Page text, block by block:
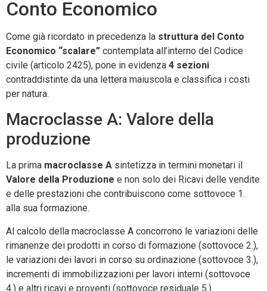
Conto Economico
Come già ricordato in precedenza la struttura del Conto
Economico “scalare” contemplata all’interno del Codice
civile (articolo 2425), pone in evidenza 4 sezioni
contraddistinte da una lettera maiuscola e classifica i costi
per natura.
Macroclasse A: Valore della
produzione
La prima macroclasse A sintetizza in termini monetari il
Valore della Produzione e non solo dei Ricavi delle vendite
e delle prestazioni che contribuiscono come sottovoce 1.
alla sua formazione.
Al calcolo della macroclasse A concorrono le variazioni delle
rimanenze dei prodotti in corso di formazione (sottovoce 2.),
le variazioni dei lavori in corso su ordinazione (sottovoce 3.),
incrementi di immobilizzazioni per lavori interni (sottovoce
4.) e altri ricavi e proventi (sottovoce residuale 5.).